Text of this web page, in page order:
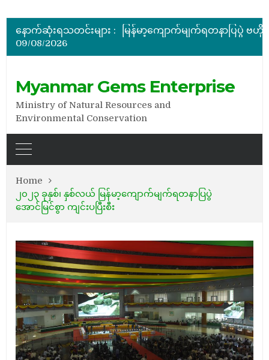
နောက်ဆုံးရသတင်းများ :
09/08/2026
Myanmar Gems Enterprise
Ministry of Natural Resources and
Environmental Conservation
Home
၂၀၂၃ ခုနှစ်၊ နှစ်လယ် မြန်မာ့ကျောက်မျက်ရတနာပြပွဲ
အောင်မြင်စွာ ကျင်းပပြီးစီး